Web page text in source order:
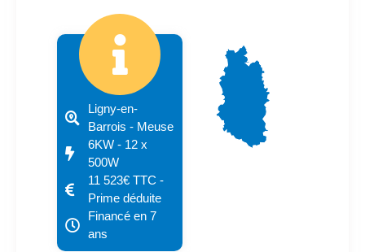
Ligny-en-
Barrois - Meuse
6KW - 12 x
500W
11 523€ TTC -
Prime déduite
Financé en 7
ans